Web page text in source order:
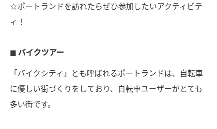
☆ポートランドを訪れたらぜひ参加したいアクティビテ
ィ！
◼︎ バイクツアー
「バイクシティ」とも呼ばれるポートランドは、自転車
に優しい街づくりをしており、自転車ユーザーがとても
多い街です。